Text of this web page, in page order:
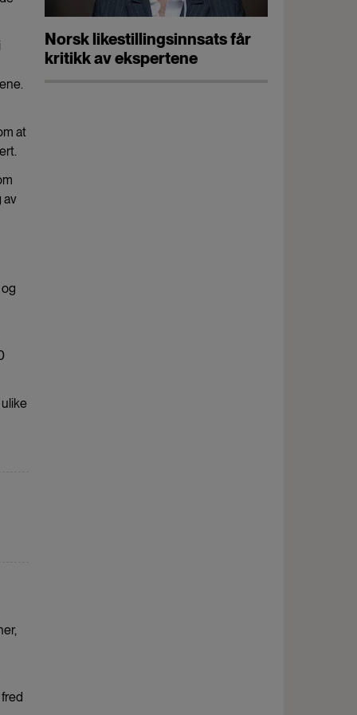
at
av
Norsk likestillingsinnsats får
kritikk av ekspertene